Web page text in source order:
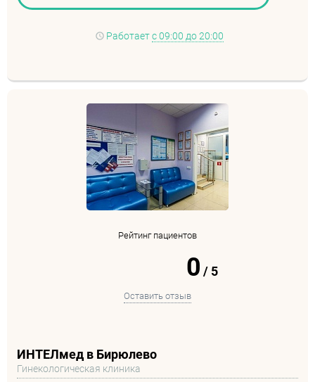
Работаетс 09:00 до 20:00
Рейтинг пациентов
0 / 5
Оставить отзыв
ИНТЕЛмед в Бирюлево
Гинекологическая клиника